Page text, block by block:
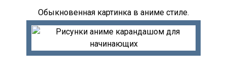
Обыкновенная картинка в аниме стиле.